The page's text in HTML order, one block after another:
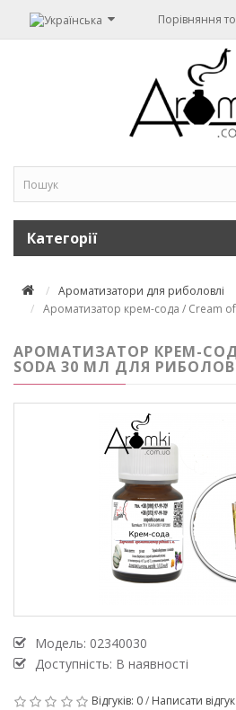
Порівняння
Категорії
Ароматизатори для риболовлі
Ароматизатор крем-сода / Cream
АРОМАТИЗАТОР КРЕМ-
SODA 30 МЛ ДЛЯ
Модель: 02340030
Доступність: В наявності
Відгуків: 0/ Написати відгук